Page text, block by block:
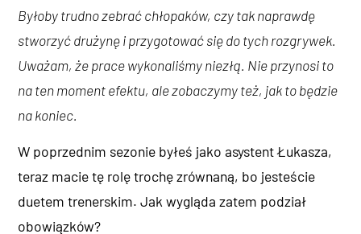
Byłoby trudno zebrać chłopaków, czy tak naprawdę
stworzyć drużynę i przygotować się do tych rozgrywek.
Uważam, że prace wykonaliśmy niezłą. Nie przynosi to
na ten moment efektu, ale zobaczymy też, jak to będzie
na koniec.
W poprzednim sezonie byłeś jako asystent Łukasza,
teraz macie tę rolę trochę zrównaną, bo jesteście
duetem trenerskim. Jak wygląda zatem podział
obowiązków?